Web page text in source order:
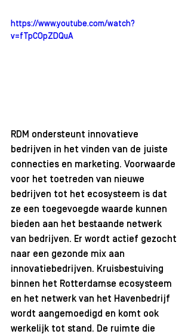
https://www.youtube.com/watch?
v=fTpCOpZDQuA
RDM ondersteunt innovatieve
bedrijven in het vinden van de juiste
connecties en marketing. Voorwaarde
voor het toetreden van nieuwe
bedrijven tot het ecosysteem is dat
ze een toegevoegde waarde kunnen
bieden aan het bestaande netwerk
van bedrijven. Er wordt actief gezocht
naar een gezonde mix aan
innovatiebedrijven. Kruisbestuiving
binnen het Rotterdamse ecosysteem
en het netwerk van het Havenbedrijf
wordt aangemoedigd en komt ook
werkelijk tot stand. De ruimte die